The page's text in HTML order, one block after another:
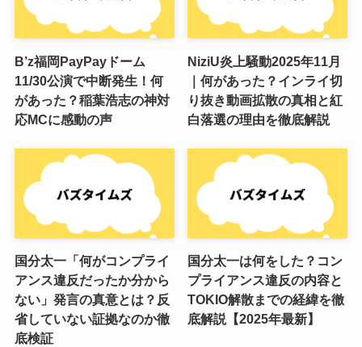
B’z福岡PayPayドーム
11/30公演で中断発生！何
があった？稲葉浩志の神対
応MCに感動の声
NiziU炎上騒動2025年11月
｜何があった？インライ切
り抜き動画拡散の真相と紅
白落選の理由を徹底解説
国分太一「何がコンプライ
アンス違反だったか分から
ない」発言の真意とは？反
省していない証拠なのか徹
底検証
国分太一は何をした？コン
プライアンス違反の内容と
TOKIO解散までの経緯を徹
底解説【2025年最新】